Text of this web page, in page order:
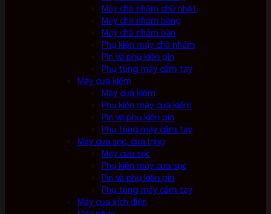
Máy chà nhám chữ nhật
Máy chà nhám băng
Máy chà nhám bàn
Phụ kiện máy chà nhám
Pin và phụ kiện pin
Phụ tùng máy cầm tay
Máy cưa kiếm
Máy cưa kiếm
Phụ kiện máy cưa kiếm
Pin và phụ kiện pin
Phụ tùng máy cầm tay
Máy cưa sọc, cưa lọng
Máy cưa sọc
Phụ kiện máy cưa sọc
Pin và phụ kiện pin
Phụ tùng máy cầm tay
Máy cưa xích điện